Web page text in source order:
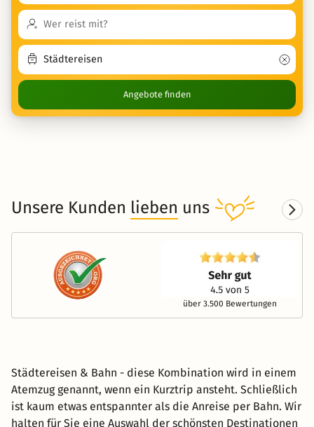
Angebote finden
Unsere Kunden lieben uns
über 3.500 Bewertungen
Städtereisen & Bahn - diese Kombination wird in einem
Atemzug genannt, wenn ein Kurztrip ansteht. Schließlich
ist kaum etwas entspannter als die Anreise per Bahn. Wir
halten für Sie eine Auswahl der schönsten Destinationen